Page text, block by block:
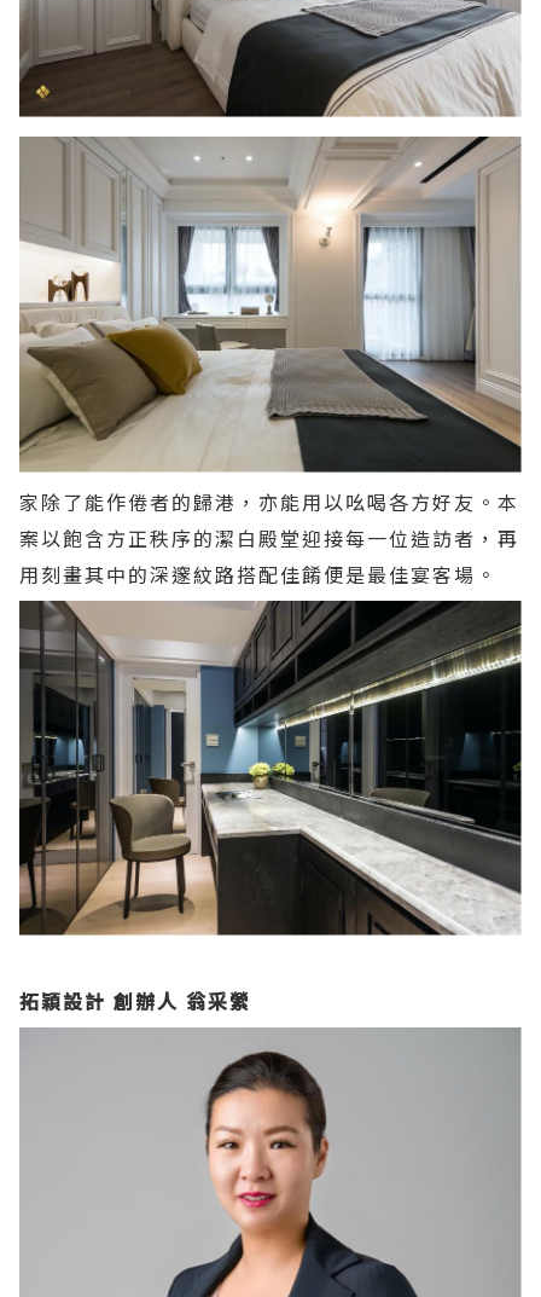
家除了能作倦者的歸港，亦能用以吆喝各方好友。本
案以飽含方正秩序的潔白殿堂迎接每一位造訪者，再
用刻畫其中的深邃紋路搭配佳餚便是最佳宴客場。
拓穎設計 創辦人 翁采縈